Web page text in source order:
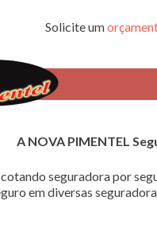
Solicite um
A NOVA PIMENTEL
seguradora por
em diversas